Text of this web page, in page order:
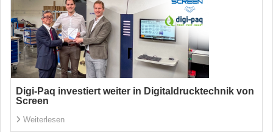
Digi-Paq investiert weiter in Digitaldrucktechnik von
Screen
Weiterlesen